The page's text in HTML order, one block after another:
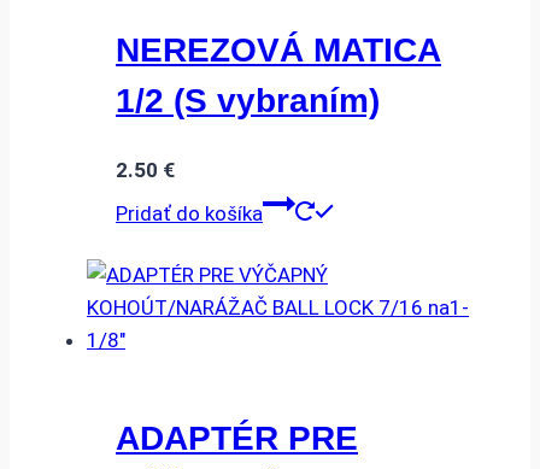
NEREZOVÁ MATICA
1/2 (S vybraním)
2.50 €
Pridať do košíka
ADAPTÉR PRE